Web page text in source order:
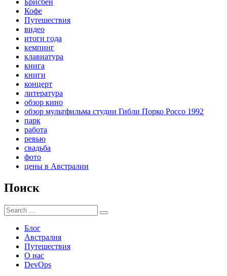
Брисбен
Кофе
Путешествия
видео
итоги года
кемпинг
клавиатура
книга
книги
концерт
литература
обзор кино
обзор мультфильма студии Гибли Порко Россо 1992
парк
работа
ревью
свадьба
фото
цены в Австралии
Поиск
Search
for:
Search
Блог
Австралия
Путешествия
О нас
DevOps